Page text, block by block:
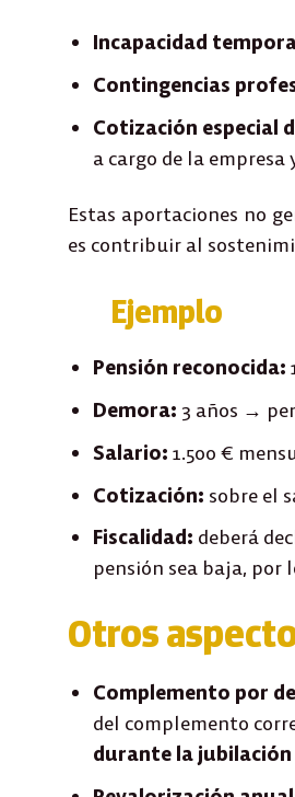
Incapacidad
Contingencias
Cotización especial
a cargo de la
Estas aportaciones no
es contribuir al
Ejemplo
Pensión reconocida:
Demora: 3 años →
Salario: 1.500 €
Cotización: sobre el
Fiscalidad: deberá
pensión sea baja, por
Otros
Complemento por
del complemento
durante la